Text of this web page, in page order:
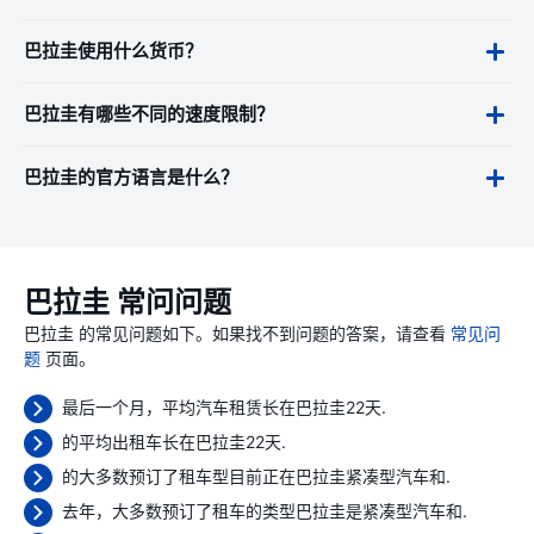
巴拉圭使用什么货币？
巴拉圭有哪些不同的速度限制？
巴拉圭的官方语言是什么？
巴拉圭 常问问题
巴拉圭 的常见问题如下。如果找不到问题的答案，请查看 常见问
题 页面。
最后一个月，平均汽车租赁长在巴拉圭22天.
的平均出租车长在巴拉圭22天.
的大多数预订了租车型目前正在巴拉圭紧凑型汽车和.
去年，大多数预订了租车的类型巴拉圭是紧凑型汽车和.